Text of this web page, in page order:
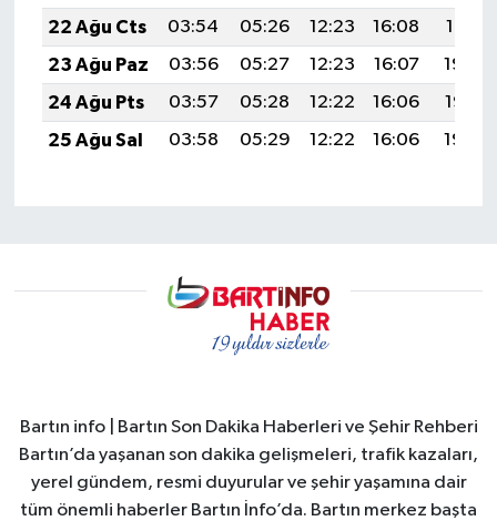
22 Ağu Cts
03:54 05:26 12:23 16:08
19:10
23 Ağu Paz
03:56 05:27 12:23 16:07
19:08
24 Ağu Pts
03:57 05:28 12:22 16:06
19:07
25 Ağu Sal
03:58 05:29 12:22 16:06 19:05
Bartın info | Bartın Son Dakika Haberleri ve Şehir Rehberi
Bartın’da yaşanan son dakika gelişmeleri, trafik kazaları,
yerel gündem, resmi duyurular ve şehir yaşamına dair
tüm önemli haberler Bartın İnfo’da. Bartın merkez başta